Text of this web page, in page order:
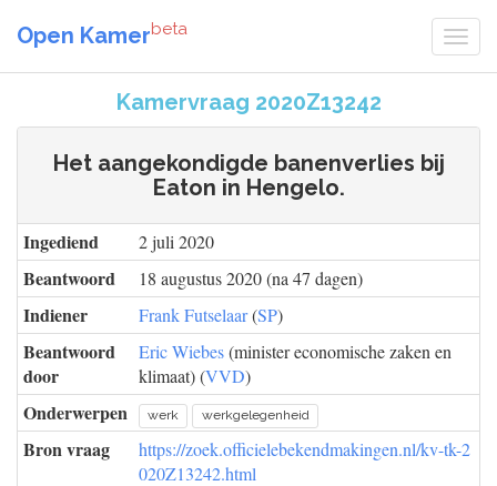
Open Kamerbeta
Kamervraag 2020Z13242
Het aangekondigde banenverlies bij
Eaton in Hengelo.
Ingediend 2 juli 2020
Beantwoord 18 augustus 2020 (na 47 dagen)
Indiener Frank Futselaar(SP)
Beantwoord
door
Eric Wiebes(minister economische zaken en
klimaat) (VVD)
Onderwerpen werk werkgelegenheid
Bron vraag
https://zoek.officielebekendmakingen.nl/kv-tk-2
020Z13242.html